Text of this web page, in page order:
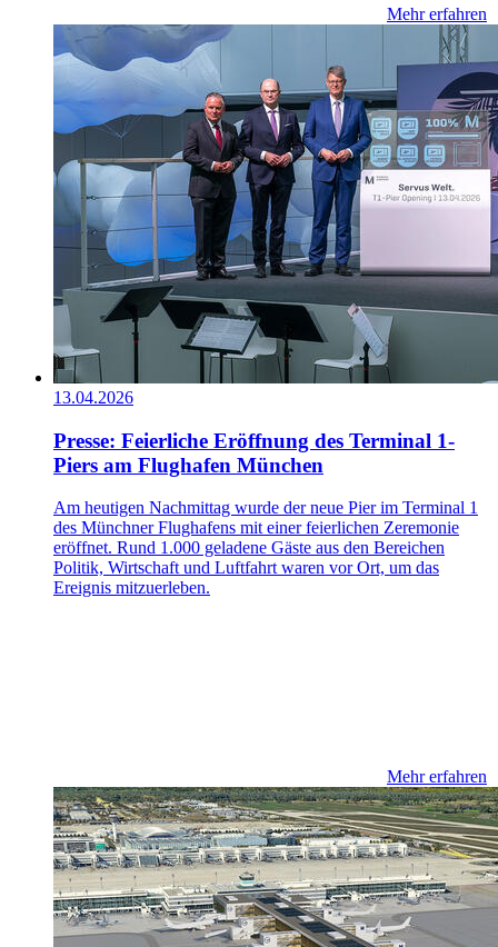
Mehr erfahren
13.04.2026
Presse: Feierliche Eröffnung des Terminal 1-
Piers am Flughafen München
Am heutigen Nachmittag wurde der neue Pier im Terminal 1
des Münchner Flughafens mit einer feierlichen Zeremonie
eröffnet. Rund 1.000 geladene Gäste aus den Bereichen
Politik, Wirtschaft und Luftfahrt waren vor Ort, um das
Ereignis mitzuerleben.
Mehr erfahren